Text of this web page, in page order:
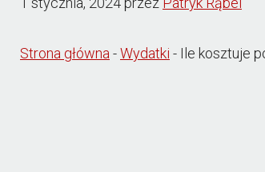
Strona główna-Wydatki - Ile kosztuje